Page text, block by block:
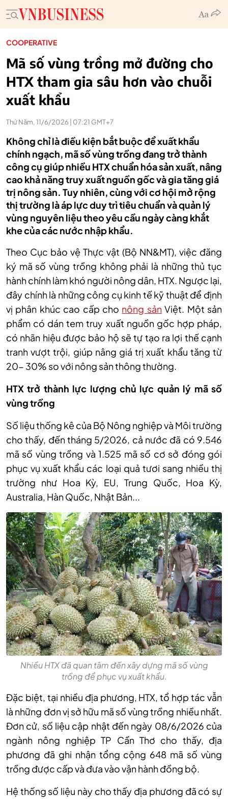
COOPERATIVE
Mã số vùng trồng mở đường cho
HTX tham gia sâu hơn vào chuỗi
xuất khẩu
Thứ Năm, 11/6/2026 | 07:21 GMT+7
Không chỉ là điều kiện bắt buộc để xuất khẩu
chính ngạch, mã số vùng trồng đang trở thành
công cụ giúp nhiều HTX chuẩn hóa sản xuất, nâng
cao khả năng truy xuất nguồn gốc và gia tăng giá
trị nông sản. Tuy nhiên, cùng với cơ hội mở rộng
thị trường là áp lực duy trì tiêu chuẩn và quản lý
vùng nguyên liệu theo yêu cầu ngày càng khắt
khe của các nước nhập khẩu.
Theo Cục bảo vệ Thực vật (Bộ NN&MT), việc đăng
ký mã số vùng trồng không phải là những thủ tục
hành chính làm khó người nông dân, HTX. Ngược lại,
đây chính là những công cụ kinh tế kỹ thuật để định
vị phân khúc cao cấp cho nông sảnViệt. Một sản
phẩm có dán tem truy xuất nguồn gốc hợp pháp,
có nhãn hiệu được bảo hộ sẽ tự tạo ra lợi thế cạnh
tranh vượt trội, giúp nâng giá trị xuất khẩu tăng từ
20- 30% so với nông sản thông thường.
HTX trở thành lực lượng chủ lực quản lý mã số
vùng trồng
Số liệu thống kê của Bộ Nông nghiệp và Môi trường
cho thấy, đến tháng 5/2026, cả nước đã có 9.546
mã số vùng trồng và 1.525 mã số cơ sở đóng gói
phục vụ xuất khẩu các loại quả tươi sang nhiều thị
trường như Hoa Kỳ, EU, Trung Quốc, Hoa Kỳ,
Australia, Hàn Quốc, Nhật Bản...
Nhiều HTX đã quan tâm đến xây dựng mã số vùng
trồng để phục vụ xuất khẩu.
Đặc biệt, tại nhiều địa phương, HTX, tổ hợp tác vẫn
là những đơn vị sở hữu mã số vùng trồng nhiều nhất.
Đơn cử, số liệu cập nhật đến ngày 08/6/2026 của
ngành nông nghiệp TP Cần Thơ cho thấy, địa
phương đã ghi nhận tổng cộng 648 mã số vùng
trồng được cấp và đưa vào vận hành đồng bộ.
Hệ thống số liệu này cho thấy địa phương đã có sự